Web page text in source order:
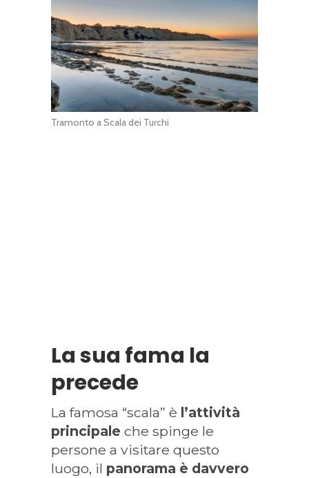
Tramonto a Scala dei Turchi
La sua fama la
precede
La famosa “scala” è l’attività
principale che spinge le
persone a visitare questo
luogo, il panorama è davvero